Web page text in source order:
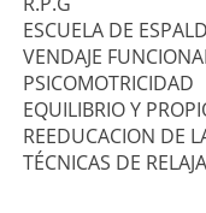
ESCUELA DE
VENDAJE
PSICOMOTRICIDAD
EQUILIBRIO Y
REEDUCACION DE
TÉCNICAS DE